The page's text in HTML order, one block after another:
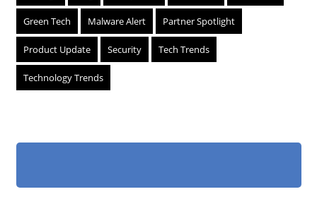
Green Tech Malware Alert Partner Spotlight
Product Update Security Tech Trends
Technology Trends